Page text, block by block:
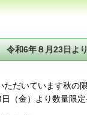
令和6年８月23日よ
ただいています秋の
日（金）より数量限